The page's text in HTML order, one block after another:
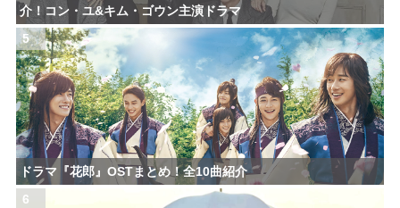
介！コン・ユ&キム・ゴウン主演ドラマ
5
ドラマ『花郎』OSTまとめ！全10曲紹介
6